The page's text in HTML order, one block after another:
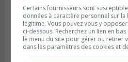
Certains fournisseurs sont
données à caractère personnel sur
légitime. Vous pouvez vous y
ci-dessous. Recherchez un lien en
le menu du site pour gérer ou retirer
dans les paramètres des cookies et